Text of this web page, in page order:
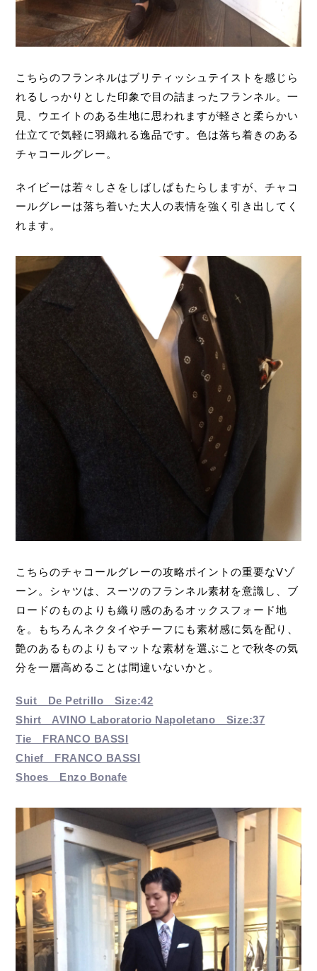
こちらのフランネルはブリティッシュテイストを感じら
れるしっかりとした印象で目の詰まったフランネル。一
見、ウエイトのある生地に思われますが軽さと柔らかい
仕立てで気軽に羽織れる逸品です。色は落ち着きのある
チャコールグレー。
ネイビーは若々しさをしばしばもたらしますが、チャコ
ールグレーは落ち着いた大人の表情を強く引き出してく
れます。
こちらのチャコールグレーの攻略ポイントの重要なVゾ
ーン。シャツは、スーツのフランネル素材を意識し、ブ
ロードのものよりも織り感のあるオックスフォード地
を。もちろんネクタイやチーフにも素材感に気を配り、
艶のあるものよりもマットな素材を選ぶことで秋冬の気
分を一層高めることは間違いないかと。
Suit De Petrillo Size:42
Shirt AVINO Laboratorio Napoletano Size:37
Tie FRANCO BASSI
Chief FRANCO BASSI
Shoes Enzo Bonafe